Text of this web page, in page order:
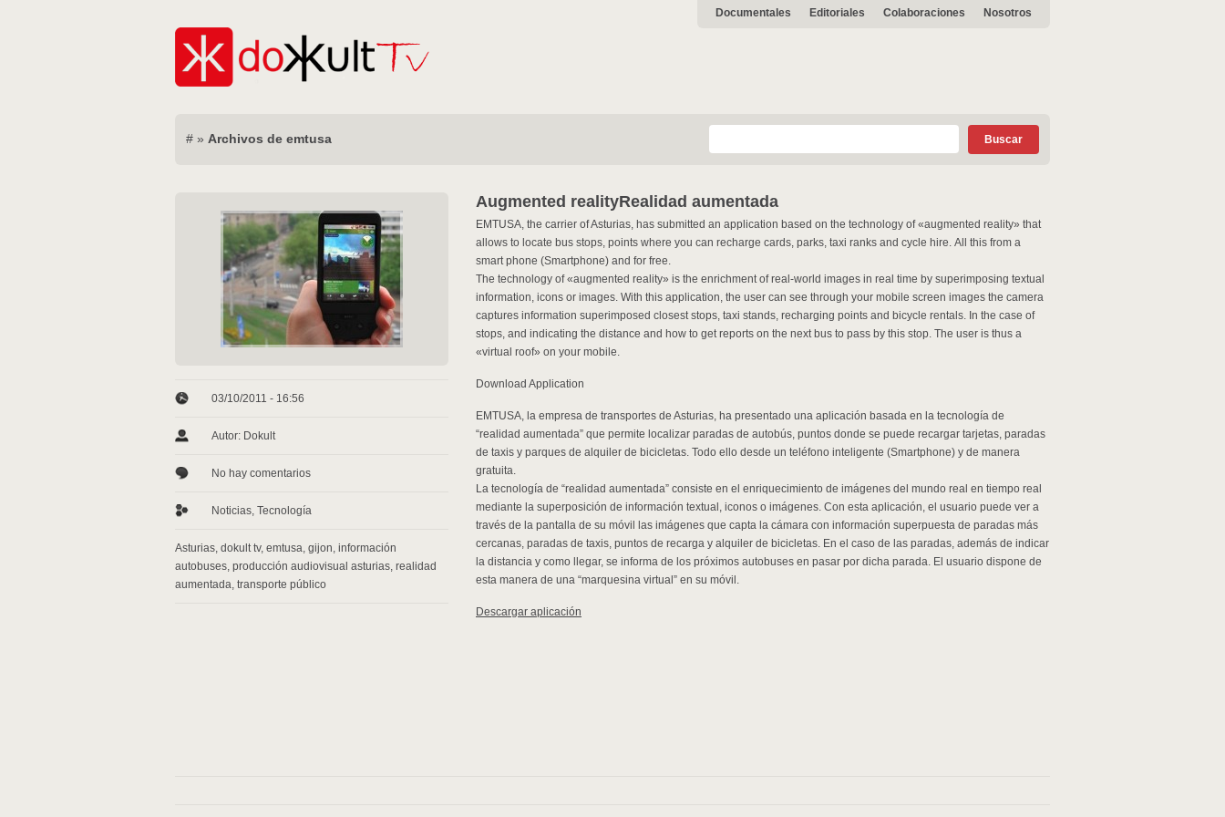
Documentales Editoriales Colaboraciones Nosotros
# » Archivos de emtusa
03/10/2011 - 16:56
Autor: Dokult
No hay comentarios
Noticias, Tecnología
Asturias, dokult tv, emtusa, gijon, información
autobuses, producción audiovisual asturias, realidad
aumentada, transporte público
Augmented realityRealidad aumentada
EMTUSA, the carrier of Asturias, has submitted an application based on the technology of «augmented reality» that
allows to locate bus stops, points where you can recharge cards, parks, taxi ranks and cycle hire. All this from a
smart phone (Smartphone) and for free.
The technology of «augmented reality» is the enrichment of real-world images in real time by superimposing textual
information, icons or images. With this application, the user can see through your mobile screen images the camera
captures information superimposed closest stops, taxi stands, recharging points and bicycle rentals. In the case of
stops, and indicating the distance and how to get reports on the next bus to pass by this stop. The user is thus a
«virtual roof» on your mobile.
Download Application
EMTUSA, la empresa de transportes de Asturias, ha presentado una aplicación basada en la tecnología de
“realidad aumentada” que permite localizar paradas de autobús, puntos donde se puede recargar tarjetas, paradas
de taxis y parques de alquiler de bicicletas. Todo ello desde un teléfono inteligente (Smartphone) y de manera
gratuita.
La tecnología de “realidad aumentada” consiste en el enriquecimiento de imágenes del mundo real en tiempo real
mediante la superposición de información textual, iconos o imágenes. Con esta aplicación, el usuario puede ver a
través de la pantalla de su móvil las imágenes que capta la cámara con información superpuesta de paradas más
cercanas, paradas de taxis, puntos de recarga y alquiler de bicicletas. En el caso de las paradas, además de indicar
la distancia y como llegar, se informa de los próximos autobuses en pasar por dicha parada. El usuario dispone de
esta manera de una “marquesina virtual” en su móvil.
Descargar aplicación